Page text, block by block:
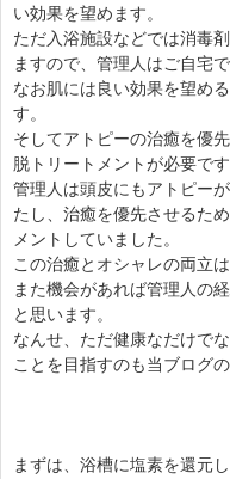
い効果を望めます。
ただ入浴施設などでは消毒
ますので、管理人はご自宅
なお肌には良い効果を望め
す。
そしてアトピーの治癒を優
脱トリートメントが必要です
管理人は頭皮にもアトピー
たし、治癒を優先させるた
メントしていました。
この治癒とオシャレの両立
また機会があれば管理人の
と思います。
なんせ、ただ健康なだけで
ことを目指すのも当ブログ
まずは、浴槽に塩素を還元